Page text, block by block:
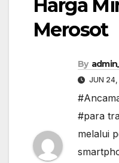
Harga
Merosot
By
JUN
#para
melalui